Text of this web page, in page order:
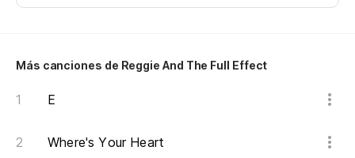
Más canciones de Reggie And The Full Effect
E
Where's Your Heart